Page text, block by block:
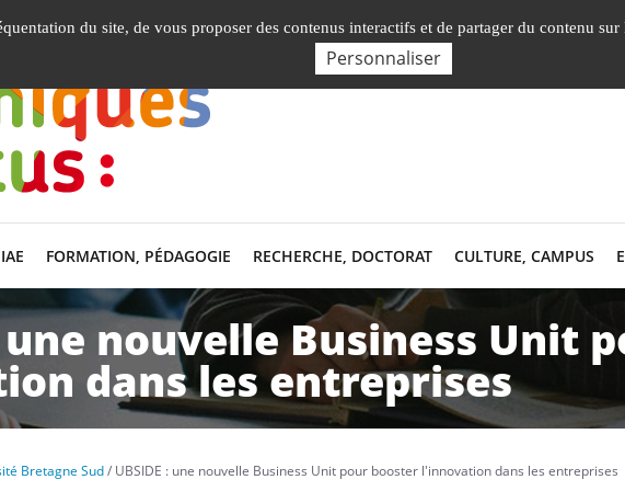
Nos Facultés, Instituts, Ecoles
FORMATION, PÉDAGOGIE RECHERCHE, DOCTORAT CULTURE, CAMPUS
une nouvelle Business Unit
dans les entreprises
Bretagne Sud UBSIDE : une nouvelle Business Unit pour booster l'innovation dans les entreprises
du site, de vous proposer des contenus interactifs et de partager du contenu sur
Personnaliser